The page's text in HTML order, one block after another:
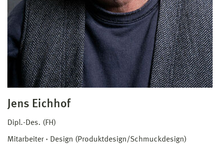
Jens Eichhof
Dipl.-Des. (FH)
Mitarbeiter
Design (Produktdesign/Schmuckdesign)